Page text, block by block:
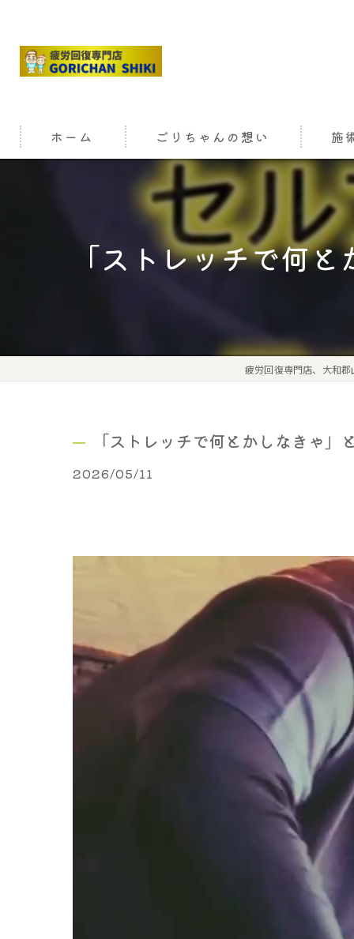
ホーム ごりちゃんの想い 施
「ストレッチで何
疲労回復専門店、大和
「ストレッチで何とかしなきゃ
2026/05/11